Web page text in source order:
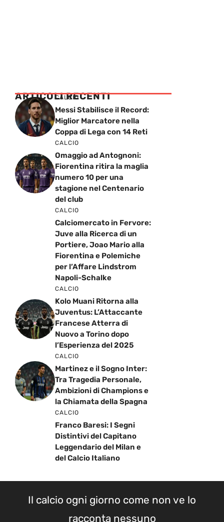
ARTICOLI RECENTI
CALCIO
Messi Stabilisce il Record:
Miglior Marcatore nella
Coppa di Lega con 14 Reti
CALCIO
Omaggio ad Antognoni:
Fiorentina ritira la maglia
numero 10 per una
stagione nel Centenario
del club
CALCIO
Calciomercato in Fervore:
Juve alla Ricerca di un
Portiere, Joao Mario alla
Fiorentina e Polemiche
per l’Affare Lindstrom
Napoli-Schalke
CALCIO
Kolo Muani Ritorna alla
Juventus: L’Attaccante
Francese Atterra di
Nuovo a Torino dopo
l’Esperienza del 2025
CALCIO
Martinez e il Sogno Inter:
Tra Tragedia Personale,
Ambizioni di Champions e
la Chiamata della Spagna
CALCIO
Franco Baresi: I Segni
Distintivi del Capitano
Leggendario del Milan e
del Calcio Italiano
Il calcio ogni giorno come non ve lo
racconta nessuno